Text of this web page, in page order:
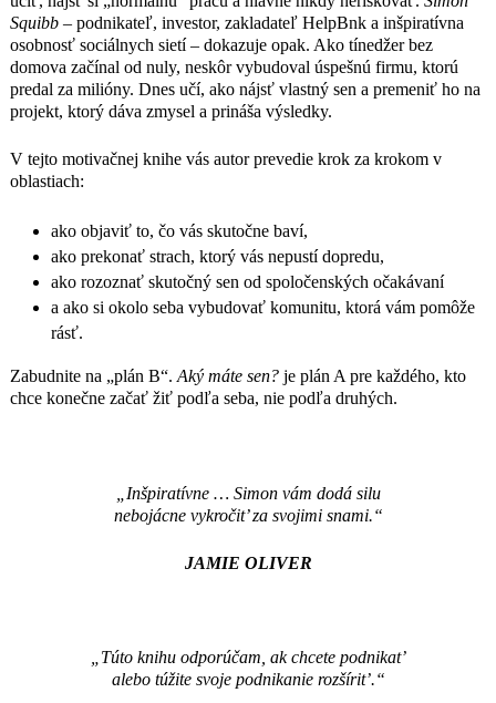
autor bestsellera Produktivita bez
starostí
„Ak je vaším snom mat’ vlastnú firmu,
nech sa táto
kniha stane vaším prvým krokom!“
LEWIS HOWES,
autor bestsellera Mentalita
Squibb – podnikateľ, investor, zakladateľ HelpBnk a inšpiratívna
osobnosť sociálnych sietí – dokazuje opak. Ako tínedžer bez
domova začínal od nuly, neskôr vybudoval úspešnú firmu, ktorú
predal za milióny. Dnes učí, ako nájsť vlastný sen a premeniť ho na
projekt, ktorý dáva zmysel a prináša výsledky.
V tejto motivačnej knihe vás autor prevedie krok za krokom v
oblastiach:
ako objaviť to, čo vás skutočne baví,
ako prekonať strach, ktorý vás nepustí dopredu,
ako rozoznať skutočný sen od spoločenských očakávaní
a ako si okolo seba vybudovať komunitu, ktorá vám pomôže
rásť.
Zabudnite na „plán B“.Aký máte sen?je plán A pre každého, kto
chce konečne začať žiť podľa seba, nie podľa druhých.
„Inšpiratívne … Simon vám dodá silu
nebojácne vykročit’ za svojimi snami.“
JAMIE OLIVER
„Túto knihu odporúčam, ak chcete podnikat’
alebo túžite svoje podnikanie rozšírit’.“